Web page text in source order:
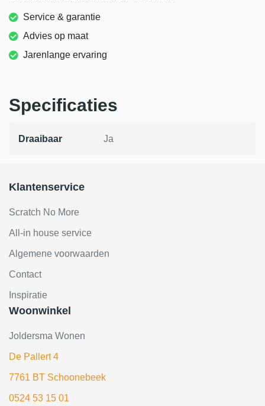
Service & garantie
Advies op maat
Jarenlange ervaring
Specificaties
Draaibaar Ja
Klantenservice
Scratch No More
All-in house service
Algemene voorwaarden
Contact
Inspiratie
Woonwinkel
Joldersma Wonen
De Pallert 4
7761 BT Schoonebeek
0524 53 15 01